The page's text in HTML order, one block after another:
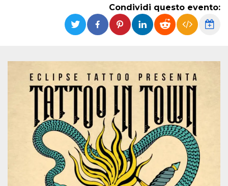
Condividi questo evento:
Marketing
I cookie strettamente necessari o tecnici sono
indispensabili al funzionamento del sito. I
Dominio
cf_clearance
Cloudflare,
1 anno
Clearance
Cookie from
of challenge
passed. It is
used to no
longer issue a
captcha or
jschallenge
challenge if
present. It is
required to
reach origin